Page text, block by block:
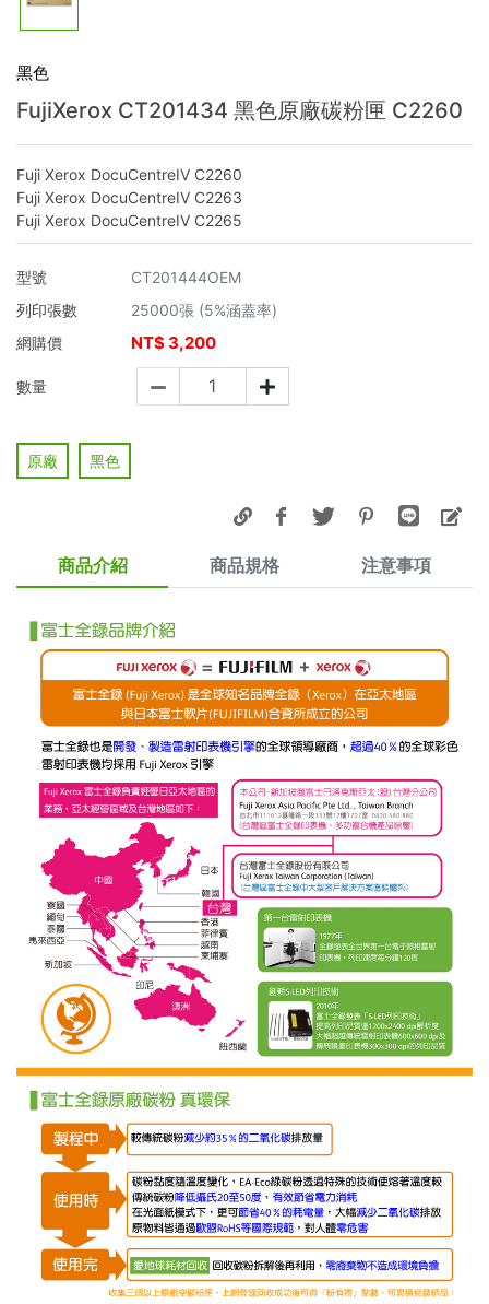
黑色
FujiXerox CT201434 黑色原廠碳粉匣 C2260
Fuji Xerox DocuCentreIV C2260
Fuji Xerox DocuCentreIV C2263
Fuji Xerox DocuCentreIV C2265
型號
CT201444OEM
列印張數
25000張 (5%涵蓋率)
網購價
NT$3,200
數量
原廠 黑色
商品介紹 商品規格 注意事項